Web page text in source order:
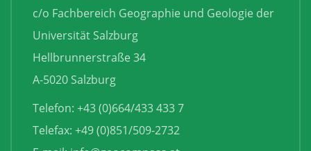
c/o Fachbereich Geographie und Geologie der
Universität Salzburg
Hellbrunnerstraße 34
A-5020 Salzburg
Telefon: +43 (0)664/433 433 7
Telefax: +49 (0)851/509-2732